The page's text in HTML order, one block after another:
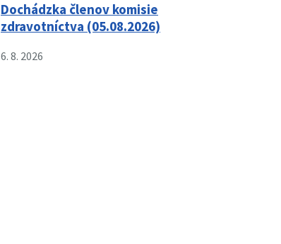
Dochádzka členov komisie
zdravotníctva (05.08.2026)
6. 8. 2026